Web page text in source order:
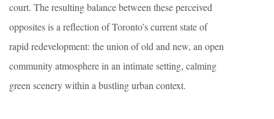
court. The resulting balance between these perceived
opposites is a reflection of Toronto’s current state of
rapid redevelopment: the union of old and new, an open
community atmosphere in an intimate setting, calming
green scenery within a bustling urban context.